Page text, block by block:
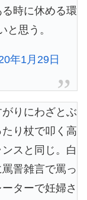
時に休める環
と思う。
年1月29日
りにわざとぶ
り杖で叩く高
スと同じ。白
詈雑言で罵っ
ターで妊婦さ